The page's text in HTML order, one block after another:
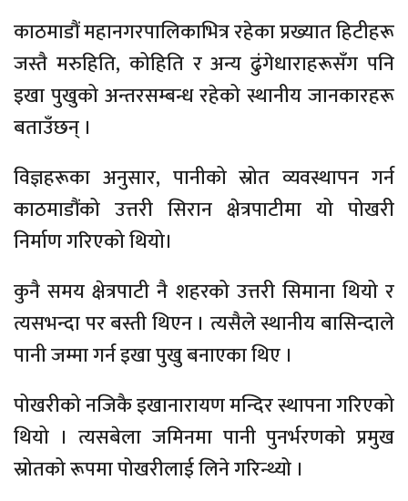
काठमाडौं महानगरपालिकाभित्र रहेका प्रख्यात हिटीहरू
जस्तै मरुहिति, कोहिति र अन्य ढुंगेधाराहरूसँग पनि
इखा पुखुको अन्तरसम्बन्ध रहेको स्थानीय जानकारहरू
बताउँछन् ।
विज्ञहरूका अनुसार, पानीको स्रोत व्यवस्थापन गर्न
काठमाडौंको उत्तरी सिरान क्षेत्रपाटीमा यो पोखरी
निर्माण गरिएको थियो।
कुनै समय क्षेत्रपाटी नै शहरको उत्तरी सिमाना थियो र
त्यसभन्दा पर बस्ती थिएन । त्यसैले स्थानीय बासिन्दाले
पानी जम्मा गर्न इखा पुखु बनाएका थिए ।
पोखरीको नजिकै इखानारायण मन्दिर स्थापना गरिएको
थियो । त्यसबेला जमिनमा पानी पुनर्भरणको प्रमुख
स्रोतको रूपमा पोखरीलाई लिने गरिन्थ्यो ।